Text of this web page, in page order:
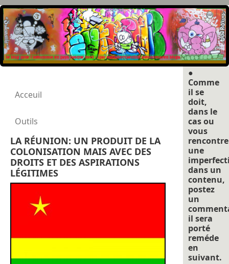
Acceuil
Outils
LA RÉUNION: UN PRODUIT DE LA
COLONISATION MAIS AVEC DES
DROITS ET DES ASPIRATIONS
LÉGITIMES
●
Comme
il se
doit,
dans le
cas ou
vous
une
dans un
contenu,
postez
un
il sera
porté
reméde
en
suivant.